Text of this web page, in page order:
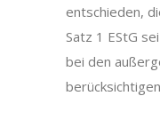
entschieden,
Satz 1 EStG
bei den